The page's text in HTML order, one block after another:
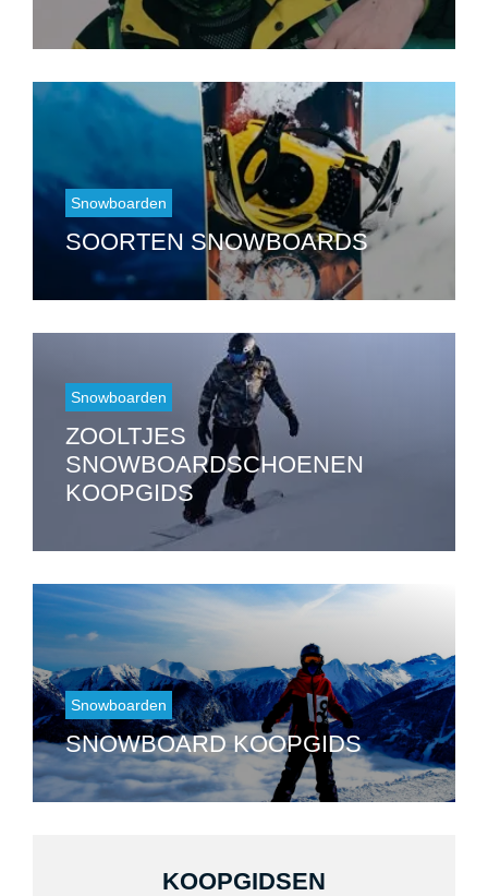
Snowboarden
SOORTEN SNOWBOARDS
Snowboarden
ZOOLTJES
SNOWBOARDSCHOENEN
KOOPGIDS
Snowboarden
SNOWBOARD KOOPGIDS
KOOPGIDSEN